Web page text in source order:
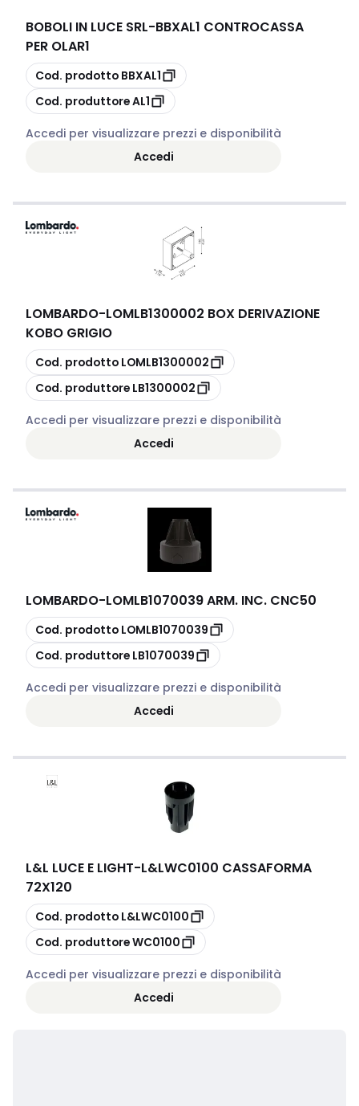
BOBOLI IN LUCE SRL-BBXAL1 CONTROCASSA
PER OLAR1
copia
Cod. prodotto BBXAL1
copia
Cod. produttoreAL1
Accedi per visualizzare prezzi e disponibilità
Accedi
LOMBARDO-LOMLB1300002 BOX DERIVAZIONE
KOBO GRIGIO
copia
Cod. prodotto LOMLB1300002
copia
Cod. produttore LB1300002
Accedi per visualizzare prezzi e disponibilità
Accedi
LOMBARDO-LOMLB1070039 ARM. INC. CNC50
copia
Cod. prodotto LOMLB1070039
copia
Cod. produttore LB1070039
Accedi per visualizzare prezzi e disponibilità
Accedi
L&L LUCE E LIGHT-L&LWC0100 CASSAFORMA
72X120
copia
Cod. prodotto L&LWC0100
copia
Cod. produttoreWC0100
Accedi per visualizzare prezzi e disponibilità
Accedi